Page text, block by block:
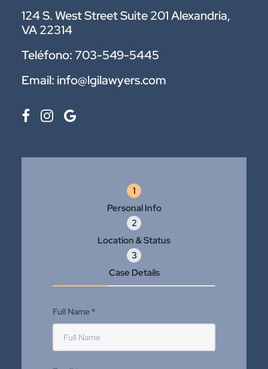
124 S. West Street Suite 201 Alexandria,
VA 22314
Teléfono:703-549-5445
Email: info@lgilawyers.com
1
Personal Info
2
Location & Status
3
Case Details
Full Name *